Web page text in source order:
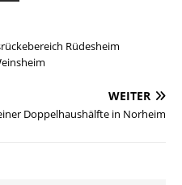
Rüdesheim
WEITER
Doppelhaushälfte in Norheim